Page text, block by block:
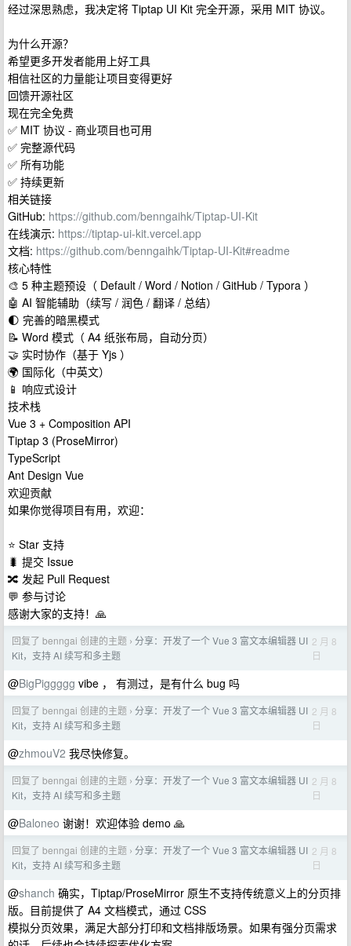
经过深思熟虑，我决定将 Tiptap UI Kit 完全开源，采用 MIT 协议。
为什么开源？
希望更多开发者能用上好工具
相信社区的力量能让项目变得更好
回馈开源社区
现在完全免费
✅ MIT 协议 - 商业项目也可用
✅ 完整源代码
✅ 所有功能
✅ 持续更新
相关链接
GitHub: https://github.com/benngaihk/Tiptap-UI-Kit
在线演示: https://tiptap-ui-kit.vercel.app
文档: https://github.com/benngaihk/Tiptap-UI-Kit#readme
核心特性
🎨 5 种主题预设（ Default / Word / Notion / GitHub / Typora ）
🤖 AI 智能辅助（续写 / 润色 / 翻译 / 总结）
🌓 完善的暗黑模式
📝 Word 模式（ A4 纸张布局，自动分页）
🤝 实时协作（基于 Yjs ）
🌍 国际化（中英文）
📱 响应式设计
技术栈
Vue 3 + Composition API
Tiptap 3 (ProseMirror)
TypeScript
Ant Design Vue
欢迎贡献
如果你觉得项目有用，欢迎：
⭐ Star 支持
🐛 提交 Issue
🔀 发起 Pull Request
💬 参与讨论
感谢大家的支持！🙏
回复了 benngai 创建的主题 › 分享：开发了一个 Vue 3 富文本编辑器 UI
Kit，支持 AI 续写和多主题
2 月 8
日
@BigPiggggg vibe ， 有测过，是有什么 bug 吗
回复了 benngai 创建的主题 › 分享：开发了一个 Vue 3 富文本编辑器 UI
Kit，支持 AI 续写和多主题
2 月 8
日
@zhmouV2 我尽快修复。
回复了 benngai 创建的主题 › 分享：开发了一个 Vue 3 富文本编辑器 UI
Kit，支持 AI 续写和多主题
2 月 8
日
@Baloneo 谢谢！欢迎体验 demo 🙏
回复了 benngai 创建的主题 › 分享：开发了一个 Vue 3 富文本编辑器 UI
Kit，支持 AI 续写和多主题
2 月 8
日
@shanch 确实，Tiptap/ProseMirror 原生不支持传统意义上的分页排
版。目前提供了 A4 文档模式，通过 CSS
模拟分页效果，满足大部分打印和文档排版场景。如果有强分页需求